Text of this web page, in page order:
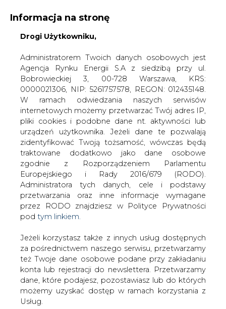
KONTAKT:
WYDAWCA PORTALU:
WYSOKI KONTRAST WIELKOŚĆ TEKSTU A A
ZALOGUJ SIĘ
WŁĄCZ CIRE.TV
Informacja na stronę
Drogi Użytkowniku,
Administratorem Twoich danych osobowych jest
Agencja Rynku Energii S.A z siedzibą przy ul.
Bobrowieckiej 3, 00-728 Warszawa, KRS:
0000021306, NIP: 5261757578, REGON: 012435148.
W ramach odwiedzania naszych serwisów
internetowych możemy przetwarzać Twój adres IP,
pliki cookies i podobne dane nt. aktywności lub
urządzeń użytkownika. Jeżeli dane te pozwalają
zidentyfikować Twoją tożsamość, wówczas będą
traktowane dodatkowo jako dane osobowe
zgodnie z Rozporządzeniem Parlamentu
Europejskiego i Rady 2016/679 (RODO).
Administratora tych danych, cele i podstawy
przetwarzania oraz inne informacje wymagane
przez RODO znajdziesz w Polityce Prywatności
pod tym linkiem.
Jeżeli korzystasz także z innych usług dostępnych
za pośrednictwem naszego serwisu, przetwarzamy
też Twoje dane osobowe podane przy zakładaniu
konta lub rejestracji do newslettera. Przetwarzamy
dane, które podajesz, pozostawiasz lub do których
możemy uzyskać dostęp w ramach korzystania z
Usług.
Strona główna SERWIS INFORMACYJNY CIRE 24
Applications w elektrowni jądrowej OKG
2006-03-08 00:00